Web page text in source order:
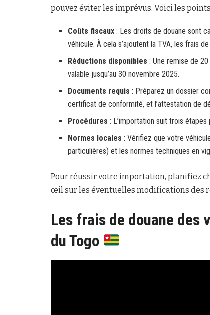
pouvez éviter les imprévus. Voici les
Coûts fiscaux : Les droits de douane sont
véhicule. À cela s’ajoutent la TVA, les frais
Réductions disponibles : Une remise de
valable jusqu’au 30 novembre 2025.
Documents requis : Préparez un dossier
certificat de conformité, et l’attestation de
Procédures : L’importation suit trois
Normes locales : Vérifiez que votre
particulières) et les normes techniques en
Pour réussir votre importation, planifiez
œil sur les éventuelles modifications des
Les frais de douane des
du Togo